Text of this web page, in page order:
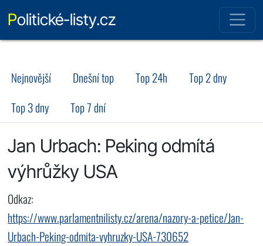
Politické-listy.cz
Nejnovější Dnešní top Top 24h
Top 2 dny
Top 3 dny
Top 7 dní
Jan Urbach: Peking odmítá
výhrůžky USA
Odkaz:
https://www.parlamentnilisty.cz/arena/nazory-a-petice/Jan-
Urbach-Peking-odmita-vyhruzky-USA-730652